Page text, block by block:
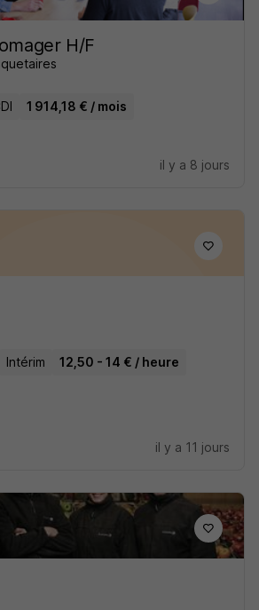
H/F
1 914,18 € / mois
il y a 8 jours
Intérim
12,50 - 14 € / heure
il y a 11 jours